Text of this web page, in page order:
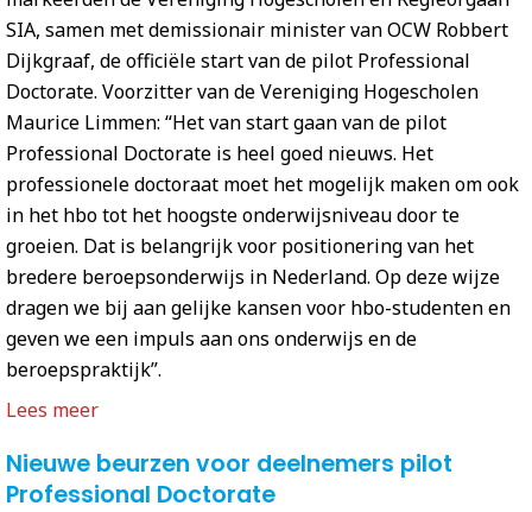
SIA, samen met demissionair minister van OCW Robbert
Dijkgraaf, de officiële start van de pilot Professional
Doctorate. Voorzitter van de Vereniging Hogescholen
Maurice Limmen: “Het van start gaan van de pilot
Professional Doctorate is heel goed nieuws. Het
professionele doctoraat moet het mogelijk maken om ook
in het hbo tot het hoogste onderwijsniveau door te
groeien. Dat is belangrijk voor positionering van het
bredere beroepsonderwijs in Nederland. Op deze wijze
dragen we bij aan gelijke kansen voor hbo-studenten en
geven we een impuls aan ons onderwijs en de
beroepspraktijk”.
Lees meer
Nieuwe beurzen voor deelnemers pilot
Professional Doctorate